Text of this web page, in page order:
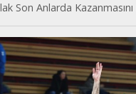
Son Anlarda